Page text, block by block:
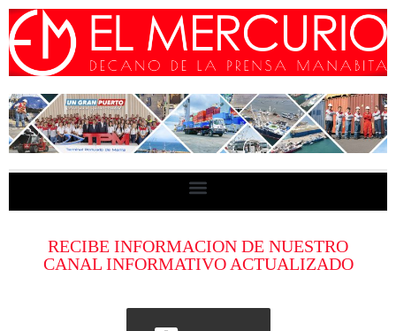
RECIBE INFORMACION DE NUESTRO
CANAL INFORMATIVO ACTUALIZADO